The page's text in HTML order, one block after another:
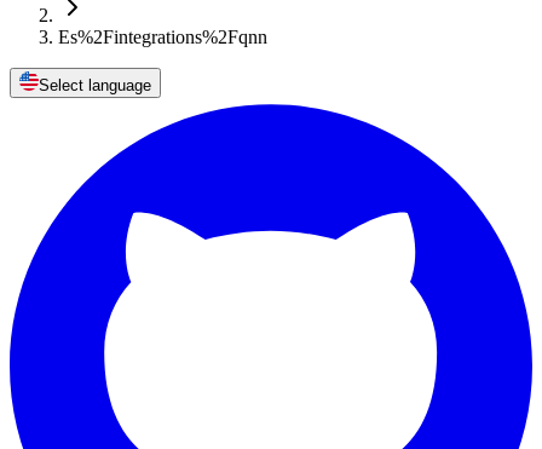
Es%2Fintegrations%2Fqnn
Select language